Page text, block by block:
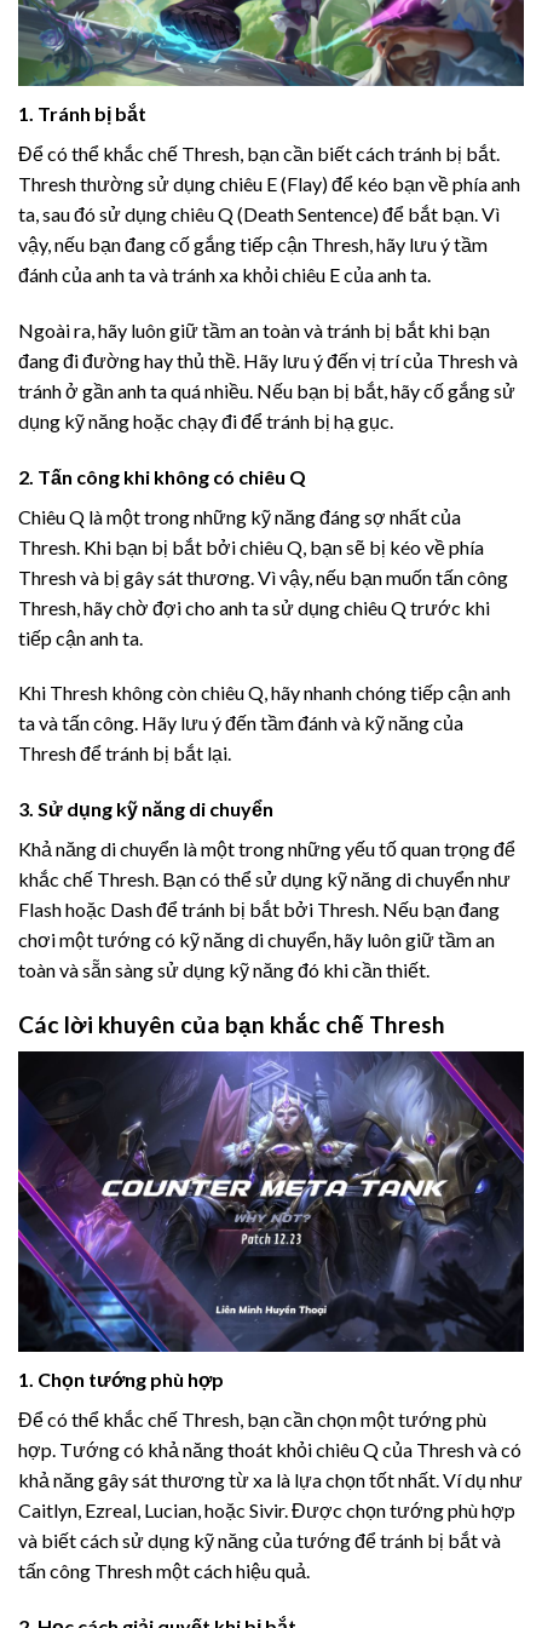
1. Tránh bị bắt
Để có thể khắc chế Thresh, bạn cần biết cách tránh bị bắt.
Thresh thường sử dụng chiêu E (Flay) để kéo bạn về phía anh
ta, sau đó sử dụng chiêu Q (Death Sentence) để bắt bạn. Vì
vậy, nếu bạn đang cố gắng tiếp cận Thresh, hãy lưu ý tầm
đánh của anh ta và tránh xa khỏi chiêu E của anh ta.
Ngoài ra, hãy luôn giữ tầm an toàn và tránh bị bắt khi bạn
đang đi đường hay thủ thề. Hãy lưu ý đến vị trí của Thresh và
tránh ở gần anh ta quá nhiều. Nếu bạn bị bắt, hãy cố gắng sử
dụng kỹ năng hoặc chạy đi để tránh bị hạ gục.
2. Tấn công khi không có chiêu Q
Chiêu Q là một trong những kỹ năng đáng sợ nhất của
Thresh. Khi bạn bị bắt bởi chiêu Q, bạn sẽ bị kéo về phía
Thresh và bị gây sát thương. Vì vậy, nếu bạn muốn tấn công
Thresh, hãy chờ đợi cho anh ta sử dụng chiêu Q trước khi
tiếp cận anh ta.
Khi Thresh không còn chiêu Q, hãy nhanh chóng tiếp cận anh
ta và tấn công. Hãy lưu ý đến tầm đánh và kỹ năng của
Thresh để tránh bị bắt lại.
3. Sử dụng kỹ năng di chuyển
Khả năng di chuyển là một trong những yếu tố quan trọng để
khắc chế Thresh. Bạn có thể sử dụng kỹ năng di chuyển như
Flash hoặc Dash để tránh bị bắt bởi Thresh. Nếu bạn đang
chơi một tướng có kỹ năng di chuyển, hãy luôn giữ tầm an
toàn và sẵn sàng sử dụng kỹ năng đó khi cần thiết.
Các lời khuyên của bạn khắc chế Thresh
1. Chọn tướng phù hợp
Để có thể khắc chế Thresh, bạn cần chọn một tướng phù
hợp. Tướng có khả năng thoát khỏi chiêu Q của Thresh và có
khả năng gây sát thương từ xa là lựa chọn tốt nhất. Ví dụ như
Caitlyn, Ezreal, Lucian, hoặc Sivir. Được chọn tướng phù hợp
và biết cách sử dụng kỹ năng của tướng để tránh bị bắt và
tấn công Thresh một cách hiệu quả.